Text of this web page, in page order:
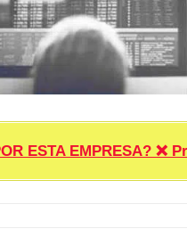
ESTA EMPRESA?